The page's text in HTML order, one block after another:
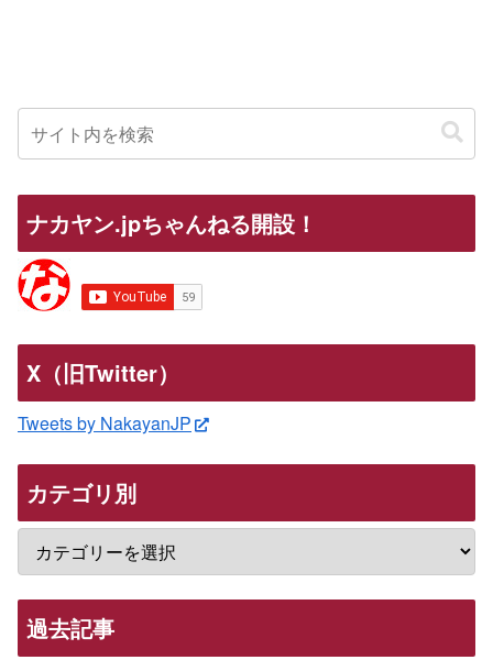
ナカヤン.jpちゃんねる開設！
X（旧Twitter）
Tweets by NakayanJP
カテゴリ別
過去記事